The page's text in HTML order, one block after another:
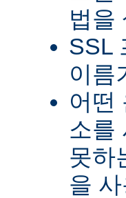
법을
SSL
이름
어떤
소를
못하
을